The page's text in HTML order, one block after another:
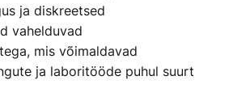
ja diskreetsed
vahelduvad
mis võimaldavad
ja laboritööde puhul suurt